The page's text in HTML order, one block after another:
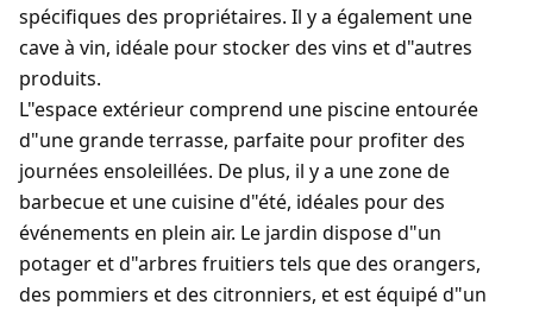
spécifiques des propriétaires. Il y a également une
cave à vin, idéale pour stocker des vins et d"autres
produits.
L"espace extérieur comprend une piscine entourée
d"une grande terrasse, parfaite pour profiter des
journées ensoleillées. De plus, il y a une zone de
barbecue et une cuisine d"été, idéales pour des
événements en plein air. Le jardin dispose d"un
potager et d"arbres fruitiers tels que des orangers,
des pommiers et des citronniers, et est équipé d"un